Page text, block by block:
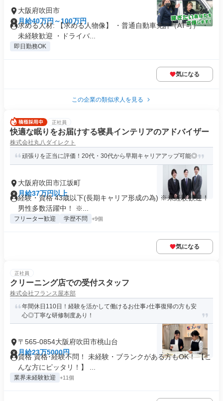
大阪府吹田市
月給40万円～100万円
求める人材: 【求める人物像】 ・普通自動車免許（AT可） ・
未経験歓迎 ・ドライバ...
即日勤務OK
気になる
この企業の類似求人を見る
正社員
快適な眠りをお届けする寝具インテリアのアドバイザー
株式会社丸八ダイレクト
頑張りを正当に評価！20代・30代から早期キャリアアップ可能◎
大阪府吹田市江坂町
月給37万円以上
経験・資格 43歳以下(長期キャリア形成の為) ※未経験歓迎！
男性多数活躍中！ ※...
フリーター歓迎 学歴不問 +9個
気になる
正社員
クリーニング店での受付スタッフ
株式会社フランス屋本部
年間休日110日！経験を活かして働けるお仕事♪仕事復帰の方も安
心◎丁寧な研修制度あり！
〒565-0854大阪府吹田市桃山台
月給23万5000円
資格 資格･経験不問！ 未経験・ブランクがある方もOK！ 【こ
んな方にピッタリ！】 ...
業界未経験歓迎 +11個